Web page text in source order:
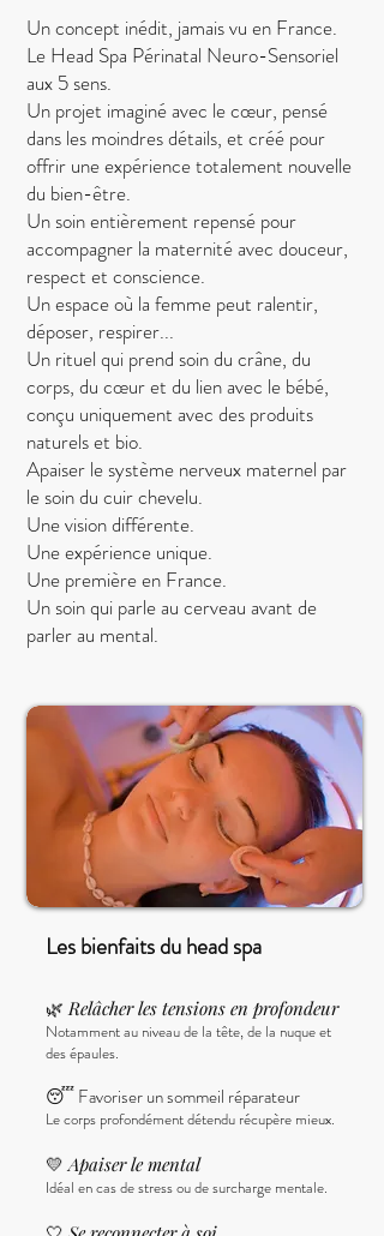
Un concept inédit, jamais vu en France.
Le Head Spa Périnatal Neuro-Sensoriel
aux 5 sens.
Un projet imaginé avec le cœur, pensé
dans les moindres détails, et créé pour
offrir une expérience totalement nouvelle
du bien-être.
Un soin entièrement repensé pour
accompagner la maternité avec douceur,
respect et conscience.
Un espace où la femme peut ralentir,
déposer, respirer...
Un rituel qui prend soin du crâne, du
corps, du cœur et du lien avec le bébé,
conçu uniquement avec des produits
naturels et bio.
Apaiser le système nerveux maternel par
le soin du cuir chevelu.
Une vision différente.
Une expérience unique.
Une première en France.
Un soin qui parle au cerveau avant de
parler au mental.
Les bienfaits du head spa
🌿 Relâcher les tensions en profondeur
Notamment au niveau de la tête, de la nuque et
des épaules.
😴 Favoriser un sommeil réparateur
Le corps profondément détendu récupère mieux.
💛 Apaiser le mental
Idéal en cas de stress ou de surcharge mentale.